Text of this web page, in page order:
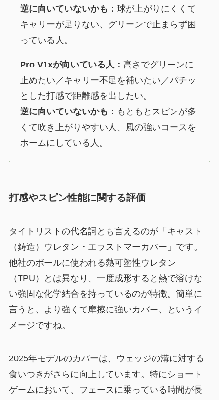
逆に向いていないかも：球が上がりにくくて
キャリーが足りない、グリーンで止まらず困
っている人。
Pro V1xが向いている人： 高さでグリーンに
止めたい／キャリー不足を補いたい／パチッ
とした打感で距離感を出したい。
逆に向いていないかも： もともとスピンが多
くて吹き上がりやすい人、風の強いコースを
ホームにしている人。
打感やスピン性能に関する評価
タイトリストの代名詞とも言えるのが「キャスト
（鋳造）ウレタン・エラストマーカバー」です。
他社のボールに使われる熱可塑性ウレタン
（TPU）とは異なり、一度成形すると熱で溶けな
い強固な化学結合を持っているのが特徴。簡単に
言うと、より強くて摩擦に強いカバー、というイ
メージですね。
2025年モデルのカバーは、ウェッジの溝に対する
食いつきがさらに向上しています。特にショート
ゲームにおいて、フェースに乗っている時間が長